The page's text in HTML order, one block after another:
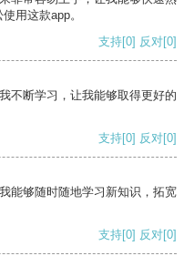
用这款app。
支持[0] 反对[0]
不断学习，让我能够取得更好的
支持[0] 反对[0]
能够随时随地学习新知识，拓宽
支持[0] 反对[0]